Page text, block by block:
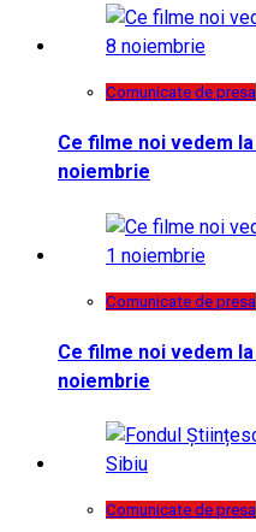
Comunicate de presa
Ce filme noi vedem
noiembrie
Comunicate de presa
Ce filme noi vedem
noiembrie
Comunicate de presa